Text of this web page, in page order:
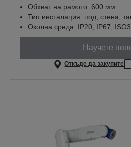
Обхват на рамото: 600 мм
Тип инсталация: под, стена,
Околна среда: IP20, IP67,
Научете
Откъде да закупите